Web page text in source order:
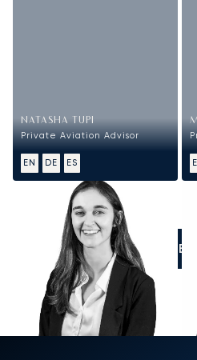
NATASHA TUPI
Private Aviation Advisor
EN DE ES